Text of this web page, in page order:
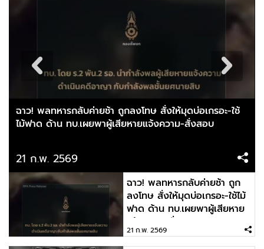
ความฮอตของเธอนั้น เล่นทำเอาทะเลลุกเป็นไฟ
Model: Shoko Takahashi
2026-02-17 09:34:35
ระทึกแคมป์คนงานย่านแพรกษา หนุ่มเมียนมาร์ทำร้าย
เพื่อนร่วมชาติ เสียชีวิต 1 ราย
แจกโฟโต้บุ๊คประจำวันนี้ Model: Kaizhu
2026-02-14 09:48:39
Everyday is a fresh start.
ฉาว! พลทหารกลับค่ายช้า ถูกลงโทษ สั่งให้มุดบ่อเกรอะ-ใช้
ไม้ฟาด ด้าน ทบ.เผยพาผู้เสียหายแจ้งความ-สั่งสอบ
21 ก.พ. 2569
ฉาว! พลทหารกลับค่ายช้า ถูก
ลงโทษ สั่งให้มุดบ่อเกรอะ-ใช้ไม้
ฟาด ด้าน ทบ.เผยพาผู้เสียหาย
แจ้งความ-สั่งสอบ
21 ก.พ. 2569